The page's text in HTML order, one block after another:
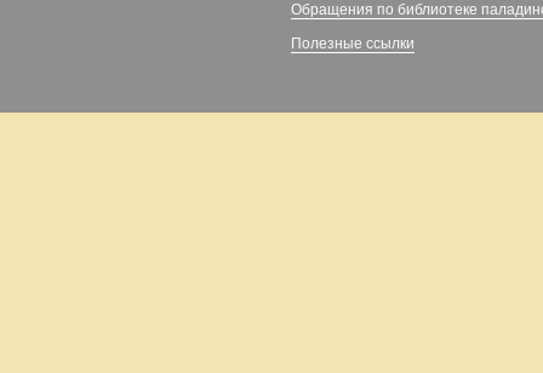
Обращения по библиотеке
Полезные ссылки